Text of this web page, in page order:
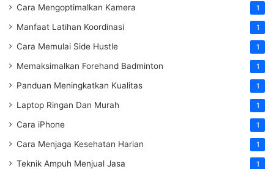
Cara Mengoptimalkan Kamera 1
Manfaat Latihan Koordinasi 1
Cara Memulai Side Hustle 1
Memaksimalkan Forehand Badminton 1
Panduan Meningkatkan Kualitas 1
Laptop Ringan Dan Murah 1
Cara iPhone 1
Cara Menjaga Kesehatan Harian 1
Teknik Ampuh Menjual Jasa 1